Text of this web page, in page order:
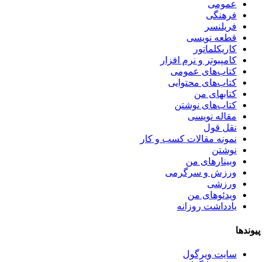
عمومی
فرهنگی
فریلنسر
قطعه نویسی
کاریکلماتور
کامپیوتر و نرم افزار
کتاب‌های عمومی
کتاب‌های محتوایی
کتابهای من
کتاب‌های نوشتن
مقاله نویسی
نقل قول
نمونه مقالات کسب و کار
نوشتن
وبینارهای من
ورزش و سرگرمی
ورزشی
ویدئوهای من
یادداشت روزانه
پیوندها
سایت ویرگول